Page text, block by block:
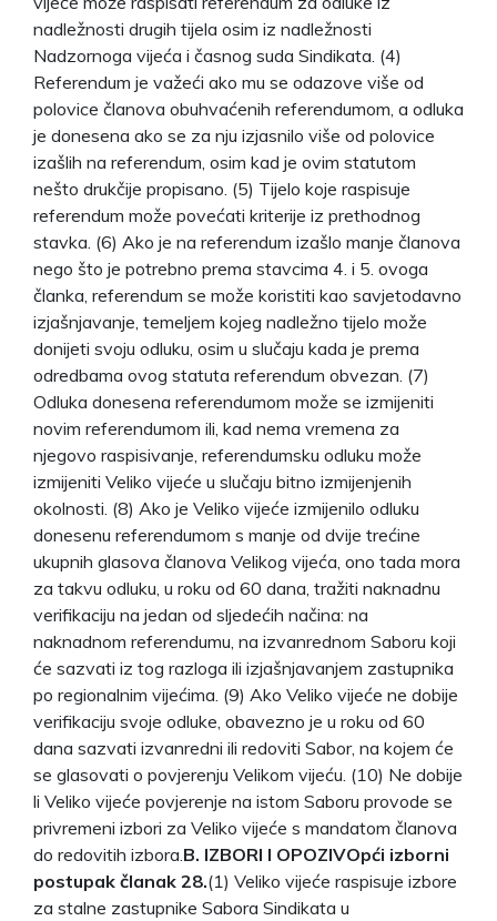
nadležnosti drugih tijela osim iz nadležnosti
Nadzornoga vijeća i časnog suda Sindikata. (4)
Referendum je važeći ako mu se odazove više od
polovice članova obuhvaćenih referendumom, a odluka
je donesena ako se za nju izjasnilo više od polovice
izašlih na referendum, osim kad je ovim statutom
nešto drukčije propisano. (5) Tijelo koje raspisuje
referendum može povećati kriterije iz prethodnog
stavka. (6) Ako je na referendum izašlo manje članova
nego što je potrebno prema stavcima 4. i 5. ovoga
članka, referendum se može koristiti kao savjetodavno
izjašnjavanje, temeljem kojeg nadležno tijelo može
donijeti svoju odluku, osim u slučaju kada je prema
odredbama ovog statuta referendum obvezan. (7)
Odluka donesena referendumom može se izmijeniti
novim referendumom ili, kad nema vremena za
njegovo raspisivanje, referendumsku odluku može
izmijeniti Veliko vijeće u slučaju bitno izmijenjenih
okolnosti. (8) Ako je Veliko vijeće izmijenilo odluku
donesenu referendumom s manje od dvije trećine
ukupnih glasova članova Velikog vijeća, ono tada mora
za takvu odluku, u roku od 60 dana, tražiti naknadnu
verifikaciju na jedan od sljedećih načina: na
naknadnom referendumu, na izvanrednom Saboru koji
će sazvati iz tog razloga ili izjašnjavanjem zastupnika
po regionalnim vijećima. (9) Ako Veliko vijeće ne dobije
verifikaciju svoje odluke, obavezno je u roku od 60
dana sazvati izvanredni ili redoviti Sabor, na kojem će
se glasovati o povjerenju Velikom vijeću. (10) Ne dobije
li Veliko vijeće povjerenje na istom Saboru provode se
privremeni izbori za Veliko vijeće s mandatom članova
do redovitih izbora. B. IZBORI I OPOZIVOpći izborni
postupak članak 28.(1) Veliko vijeće raspisuje izbore
za stalne zastupnike Sabora Sindikata u